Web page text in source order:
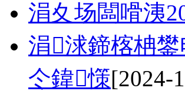
涓夊场闆嗗洟
涓浗鍗楁柟
仒鍏憡[2024-